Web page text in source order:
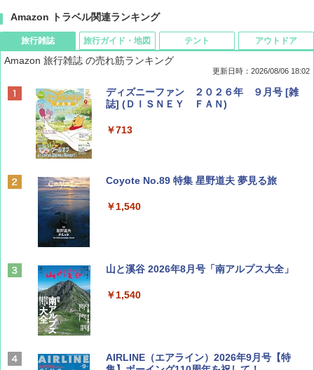
Amazon トラベル関連ランキング
旅行雑誌
Amazon 旅行雑誌 の売れ筋ランキング
更新日時：2026/08/06 18:02
ディズニーファン ２０２６年 ９月号 [雑
誌] (ＤＩＳＮＥＹ ＦＡＮ)
￥713
Coyote No.89 特集 星野道夫 夢見る旅
￥1,540
山と溪谷 2026年8月号「南アルプス大全」
￥1,540
AIRLINE（エアライン）2026年9月号【特
旅行ガイド・地図 テント アウトドア